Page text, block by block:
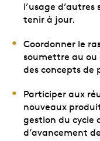
l’usage
tenir à jour.
Coordonner le
soumettre au ou
des concepts de
Participer aux
nouveaux
gestion du cycle
d’avancement